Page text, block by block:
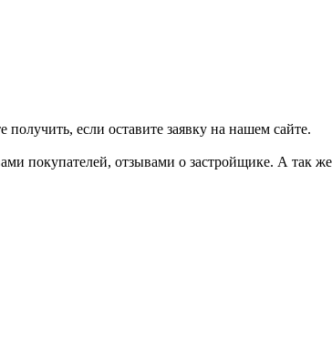
если оставите заявку на нашем сайте.
покупателей, отзывами о застройщике. А так